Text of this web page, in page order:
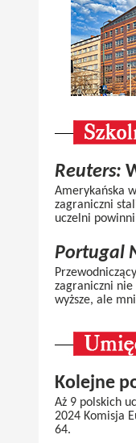
Reuters:
Amerykańska
zagraniczni
uczelni
Portugal
zagraniczni
wyższe, ale
Kolejne
Aż 9 polskich
2024 Komisja
64.